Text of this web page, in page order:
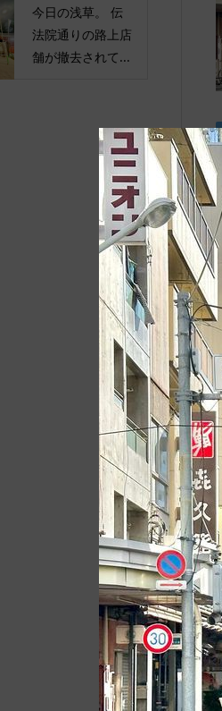
今日の浅草。 伝
法院通りの路上店
舗が撤去されて...